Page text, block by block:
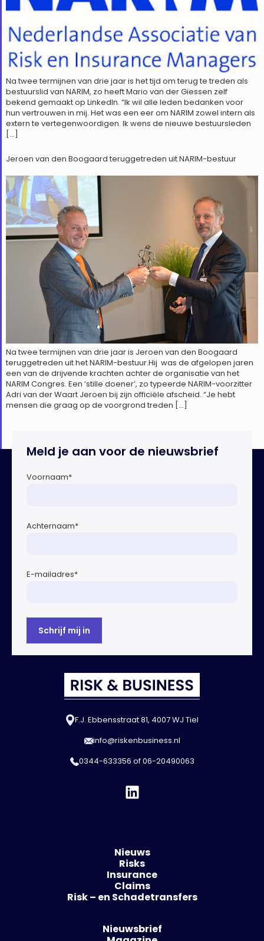
Na twee termijnen van drie jaar is het tijd om terug te treden als
bestuurslid van NARIM, zo heeft Mario van der Giessen zelf
bekend gemaakt op LinkedIn. “Ik wil alle leden bedanken voor
hun vertrouwen in mij. Het was een eer om NARIM zowel intern als
extern te vertegenwoordigen. Ik wens de nieuwe bestuursleden
[…]
Jeroen van den Boogaard teruggetreden uit NARIM-bestuur
Na twee termijnen van drie jaar is Jeroen van den Boogaard
teruggetreden uit het NARIM-bestuur.Hij was de afgelopen jaren
een van de drijvende krachten achter de organisatie van het
NARIM Congres. Een ‘stille doener’, zo typeerde NARIM-voorzitter
Adri van der Waart Jeroen bij zijn officiële afscheid. “Je hebt
mensen die graag op de voorgrond treden […]
Meld je aan voor de nieuwsbrief
Voornaam*
Achternaam*
E-mailadres*
F.J. Ebbensstraat 81, 4007 WJ Tiel
info@riskenbusiness.nl
0344-633356 of06-20490063
Nieuws
Risks
Insurance
Claims
Risk – en Schadetransfers
Nieuwsbrief